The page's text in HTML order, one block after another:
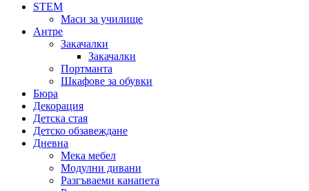
STEM
Маси за училище
Антре
Закачалки
Закачалки
Портманта
Шкафове за обувки
Бюра
Декорация
Детска стая
Детско обзавеждане
Дневна
Мека мебел
Модулни дивани
Разгъваеми канапета